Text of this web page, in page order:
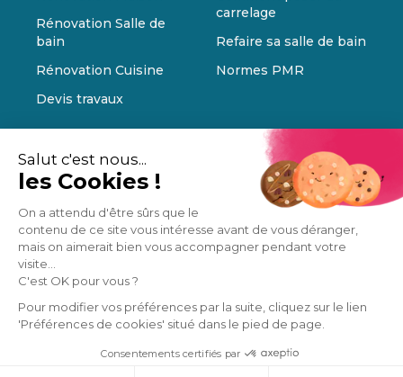
Salut c'est nous...
les Cookies !
On a attendu d'être sûrs que le
contenu de ce site vous intéresse avant de vous déranger,
mais on aimerait bien vous accompagner pendant votre
visite...
C'est OK pour vous ?
Pour modifier vos préférences par la suite, cliquez sur le lien
'Préférences de cookies' situé dans le pied de page.
Consentements certifiés par
Rénovation Salle de
bain
Rénovation Cuisine
Devis travaux
carrelage
Refaire sa salle de bain
Normes PMR